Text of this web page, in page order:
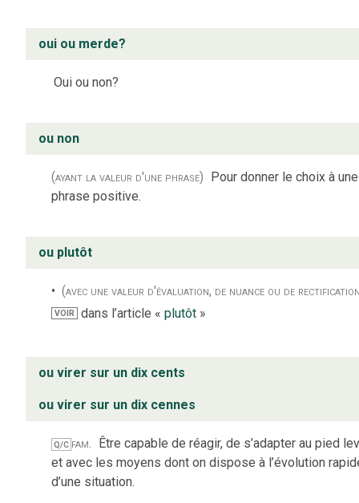
oui ou merde?
Oui ou non?
ou non
(ayant la valeur d'une phrase) Pour donner le choix à une
phrase positive.
ou plutôt
(avec une valeur d'évaluation, de nuance ou de
VOIR dans l’article «plutôt »
ou virer sur un dix cents
ou virer sur un dix cennes
Q/C fam.
Être capable de réagir, de s’adapter au pied
et avec les moyens dont on dispose à l’évolution
d’une situation.